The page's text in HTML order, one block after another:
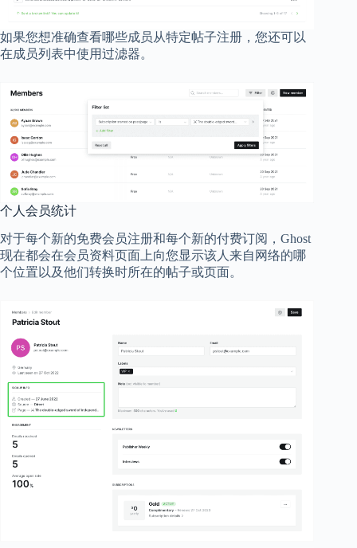
如果您想准确查看哪些成员从特定帖子注册，您还可以
在成员列表中使用过滤器。
个人会员统计
对于每个新的免费会员注册和每个新的付费订阅，Ghost
现在都会在会员资料页面上向您显示该人来自网络的哪
个位置以及他们转换时所在的帖子或页面。